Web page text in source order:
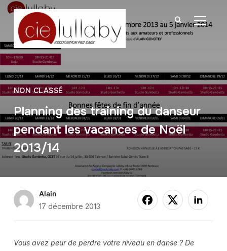
NON CLASSÉ
Planning des training du danseur
pendant les vacances de Noël
2013/14
Alain
17 décembre 2013
Vous avez peur de perdre votre niveau en danse ? De